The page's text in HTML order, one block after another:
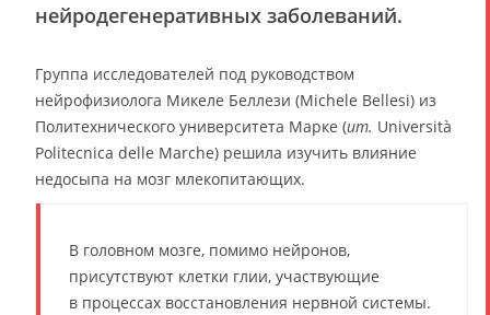
нейродегенеративных заболеваний.
Группа исследователей под руководством
нейрофизиолога Микеле Беллези (Michele Bellesi) из
Политехнического университета Марке (ит. Università
Politecnica delle Marche) решила изучить влияние
недосыпа на мозг млекопитающих.
В головном мозге, помимо нейронов,
присутствуют клетки глии, участвующие
в процессах восстановления нервной системы.